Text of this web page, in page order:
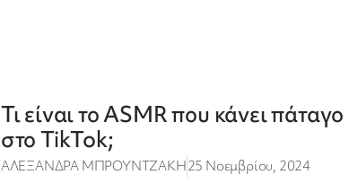
Τι είναι το ASMR που κάνει πάταγο
στο TikTok;
ΑΛΕΞΑΝΔΡΑ ΜΠΡΟΥΝΤΖΑΚΗ25 Νοεμβρίου, 2024